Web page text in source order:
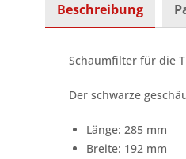
Beschreibung
Schaumfilter für die
Der schwarze
Länge: 285 mm
Breite: 192 mm